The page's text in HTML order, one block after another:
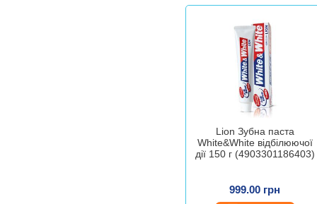
Lion Зубна паста
White&White відбілюючої
дії 150 г (4903301186403)
999.00 грн